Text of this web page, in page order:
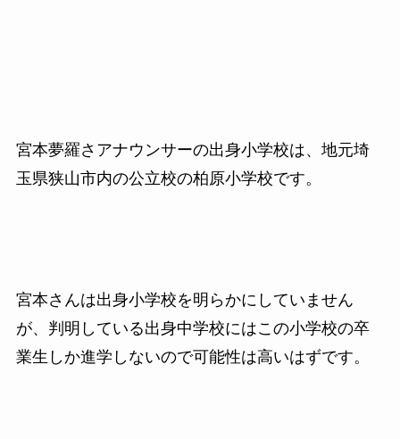
宮本夢羅さアナウンサーの出身小学校は、地元埼
玉県狭山市内の公立校の柏原小学校です。
宮本さんは出身小学校を明らかにしていません
が、判明している出身中学校にはこの小学校の卒
業生しか進学しないので可能性は高いはずです。